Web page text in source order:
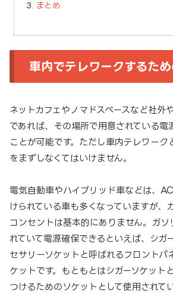
まとめ
車内でテレワークするた
ネットカフェやノマドスペースなど社外
であれば、その場所で用意されている電
ことが可能です。ただし車内テレワーク
をまずしなくてはいけません。
電気自動車やハイブリッド車などは、
けられている車も多くなっていますが、
コンセントは基本的にありません。ガソ
れていて電源確保できるといえば、シガ
セサリーソケットと呼ばれるフロントパ
ケットです。もともとはシガーソケット
つけるためのソケットとして使用されて